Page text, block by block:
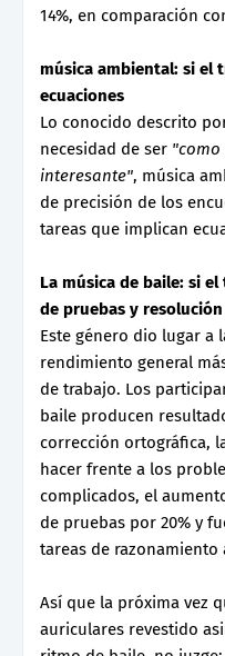
14%, en comparación
música ambiental: si el
ecuaciones
Lo conocido descrito
necesidad de ser "como
interesante", música
de precisión de los
tareas que implican
La música de baile: si
de pruebas y
Este género dio lugar a
rendimiento general
de trabajo. Los
baile producen
corrección ortográfica,
hacer frente a los
complicados, el
de pruebas por 20% y
tareas de razonamiento
Así que la próxima vez
auriculares revestido